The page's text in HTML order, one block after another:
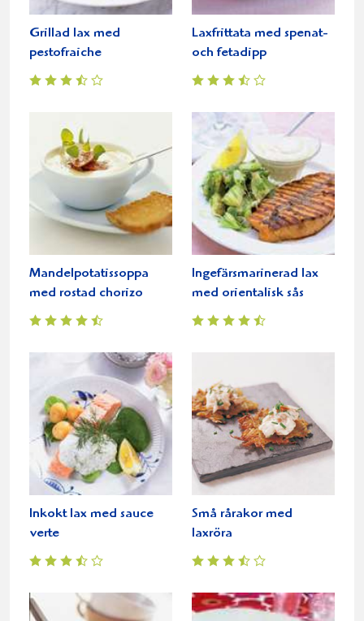
Grillad lax med
pestofraiche
Laxfrittata med spenat-
och fetadipp
Mandelpotatissoppa
med rostad chorizo
Ingefärsmarinerad lax
med orientalisk sås
Inkokt lax med sauce
verte
Små rårakor med
laxröra